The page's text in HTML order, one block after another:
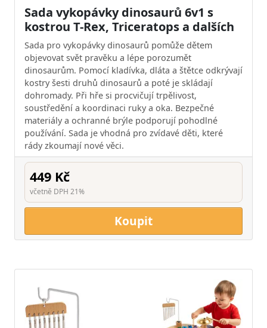
Sada vykopávky dinosaurů 6v1 s
kostrou T-Rex, Triceratops a dalších
Sada pro vykopávky dinosaurů pomůže dětem
objevovat svět pravěku a lépe porozumět
dinosaurům. Pomocí kladívka, dláta a štětce odkrývají
kostry šesti druhů dinosaurů a poté je skládají
dohromady. Při hře si procvičují trpělivost,
soustředění a koordinaci ruky a oka. Bezpečné
materiály a ochranné brýle podporují pohodlné
používání. Sada je vhodná pro zvídavé děti, které
rády zkoumají nové věci.
449 Kč
včetně DPH 21%
Koupit